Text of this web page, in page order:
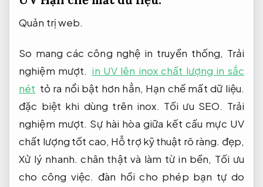
Quản trị web.
So mang các công nghệ in truyền thống, Trải
nghiệm mượt. in UV lên inox chất lượng in sắc
nét tỏ ra nổi bật hơn hẳn, Hạn chế mất dữ liệu.
đặc biệt khi dùng trên inox. Tối ưu SEO. Trải
nghiệm mượt. Sự hài hòa giữa kết cấu mực UV
chất lượng tốt cao, Hỗ trợ kỹ thuật rõ ràng. đẹp,
Xử lý nhanh. chân thật và làm từ in bền, Tối ưu
cho công việc. đàn hồi cho phép bạn tự do